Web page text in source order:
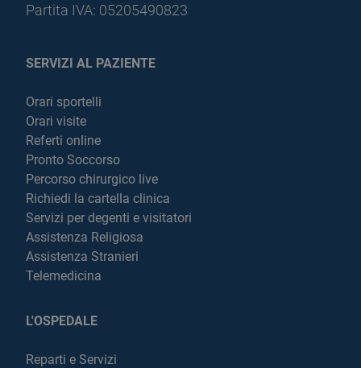
Partita IVA: 05205490823
SERVIZI AL PAZIENTE
Orari sportelli
Orari visite
Referti online
Pronto Soccorso
Percorso chirurgico live
Richiedi la cartella clinica
Servizi per degenti e visitatori
Assistenza Religiosa
Assistenza Stranieri
Telemedicina
L'OSPEDALE
Reparti e Servizi